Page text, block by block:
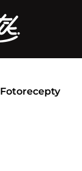
Fotorecepty